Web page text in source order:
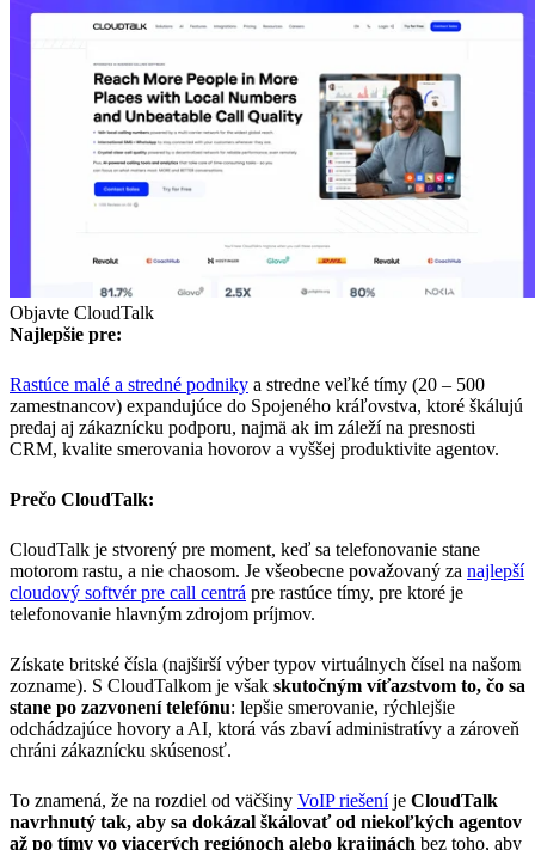
Objavte CloudTalk
Najlepšie pre:
Rastúce malé a stredné podniky a stredne veľké tímy (20 – 500
zamestnancov) expandujúce do Spojeného kráľovstva, ktoré škálujú
predaj aj zákaznícku podporu, najmä ak im záleží na presnosti
CRM, kvalite smerovania hovorov a vyššej produktivite agentov.
Prečo CloudTalk:
CloudTalk je stvorený pre moment, keď sa telefonovanie stane
motorom rastu, a nie chaosom. Je všeobecne považovaný za najlepší
cloudový softvér pre call centrá pre rastúce tímy, pre ktoré je
telefonovanie hlavným zdrojom príjmov.
Získate britské čísla (najširší výber typov virtuálnych čísel na našom
zozname). S CloudTalkom je však skutočným víťazstvom to, čo sa
stane po zazvonení telefónu: lepšie smerovanie, rýchlejšie
odchádzajúce hovory a AI, ktorá vás zbaví administratívy a zároveň
chráni zákaznícku skúsenosť.
To znamená, že na rozdiel od väčšiny VoIP riešeníje CloudTalk
navrhnutý tak, aby sa dokázal škálovať od niekoľkých agentov
až po tímy vo viacerých regiónoch alebo krajinách bez toho, aby